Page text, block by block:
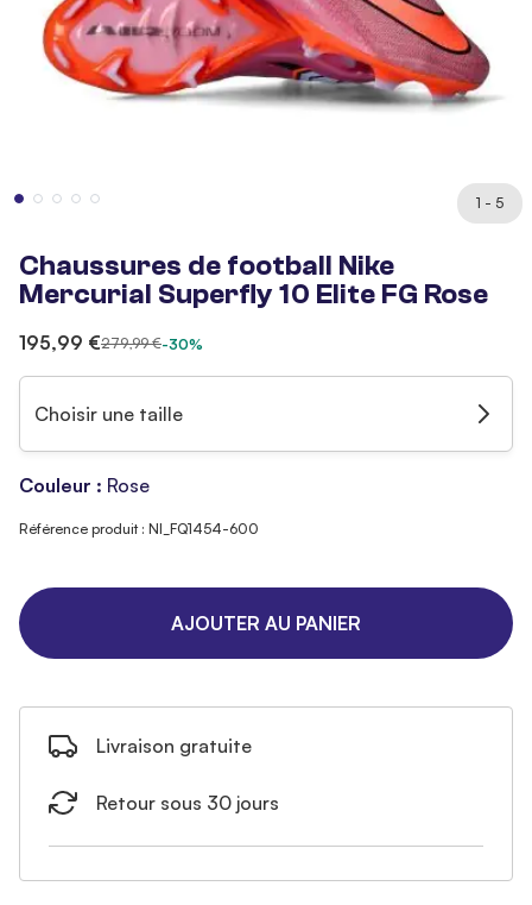
1 - 5
Chaussures de football Nike
Mercurial Superfly 10 Elite FG Rose
195,99 €279,99 €-30%
Choisir une taille
Couleur : Rose
Référence produit : NI_FQ1454-600
AJOUTER AU PANIER
Livraison gratuite
Retour sous 30 jours